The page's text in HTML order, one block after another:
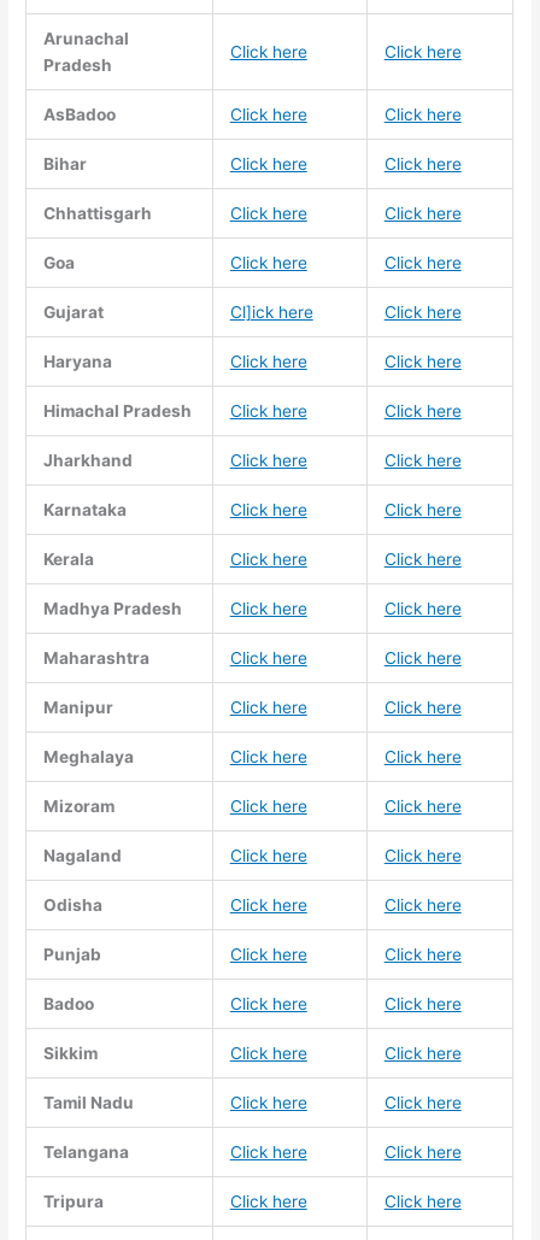
Arunachal
Pradesh
Click here Click here
AsBadoo Click here Click here
Bihar Click here Click here
Chhattisgarh Click here Click here
Goa Click here Click here
Gujarat Cl]ick here Click here
Haryana Click here Click here
Himachal Pradesh Click here Click here
Jharkhand Click here Click here
Karnataka Click here Click here
Kerala Click here Click here
Madhya Pradesh Click here Click here
Maharashtra Click here Click here
Manipur Click here Click here
Meghalaya Click here Click here
Mizoram Click here Click here
Nagaland Click here Click here
Odisha Click here Click here
Punjab Click here Click here
Badoo Click here Click here
Sikkim Click here Click here
Tamil Nadu Click here Click here
Telangana Click here Click here
Tripura Click here Click here